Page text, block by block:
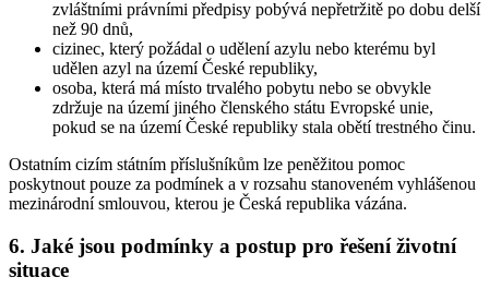
zvláštními právními předpisy pobývá nepřetržitě po dobu delší
než 90 dnů,
cizinec, který požádal o udělení azylu nebo kterému byl
udělen azyl na území České republiky,
osoba, která má místo trvalého pobytu nebo se obvykle
zdržuje na území jiného členského státu Evropské unie,
pokud se na území České republiky stala obětí trestného činu.
Ostatním cizím státním příslušníkům lze peněžitou pomoc
poskytnout pouze za podmínek a v rozsahu stanoveném vyhlášenou
mezinárodní smlouvou, kterou je Česká republika vázána.
6. Jaké jsou podmínky a postup pro řešení životní
situace